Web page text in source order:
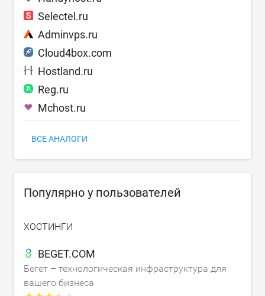
Selectel.ru
Adminvps.ru
Cloud4box.com
Hostland.ru
Reg.ru
Mchost.ru
ВСЕ АНАЛОГИ
Популярно у пользователей
ХОСТИНГИ
BEGET.COM
Бегет – технологическая инфраструктура для
вашего бизнеса